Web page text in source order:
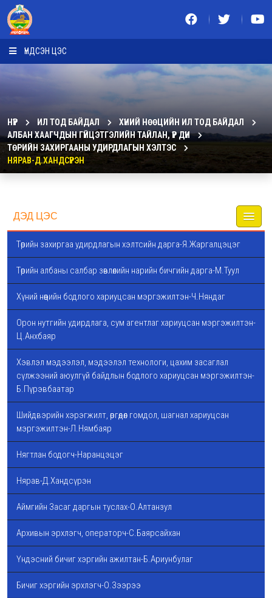
ҮНДСЭН ЦЭС
НҮҮР ИЛ ТОД БАЙДАЛ
ХҮНИЙ НӨӨЦИЙН ИЛ ТОД БАЙДАЛ
АЛБАН ХААГЧДЫН ГҮЙЦЭТГЭЛИЙН ТАЙЛАН, ҮР ДҮН
ТӨРИЙН ЗАХИРГААНЫ УДИРДЛАГЫН ХЭЛТЭС
НЯРАВ-Д.ХАНДСҮРЭН
ДЭД ЦЭС
Төрийн захиргаа удирдлагын хэлтсийн дарга-Я.Жаргалцэцэг
Төрийн албаны салбар зөвлөлийн нарийн бичгийн дарга-М.Туул
Хүний нөөцийн бодлого хариуцсан мэргэжилтэн-Ч.Няндаг
Орон нутгийн удирдлага, сум агентлаг хариуцсан мэргэжилтэн-
Ц.Анхбаяр
Хэвлэл мэдээлэл, мэдээлэл технологи, цахим засаглал
сүлжээний аюулгүй байдлын бодлого хариуцсан мэргэжилтэн-
Б.Пүрэвбаатар
Шийдвэрийн хэрэгжилт, өргөдөл гомдол, шагнал хариуцсан
мэргэжилтэн-Л.Нямбаяр
Нягтлан бодогч-Наранцэцэг
Нярав-Д.Хандсүрэн
Аймгийн Засаг даргын туслах-О.Алтанзул
Архивын эрхлэгч, операторч-С.Баярсайхан
Үндэсний бичиг хэргийн ажилтан-Б.Ариунбулаг
Бичиг хэргийн эрхлэгч-О.Зээрээ